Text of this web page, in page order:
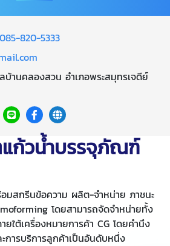
085-820-5333
านคลองสวน อำเภอพระสมุทรเจดีย์
ก้วน้ำบรรจุภัณฑ์
สกรีนข้อความ ผลิต-จำหน่าย ภาชนะ
โดยสามารถจัดจำหน่ายทั้ง
ใต้เครื่องหมายการค้า CG โดยคำนึง
ารบริการลูกค้าเป็นอันดับหนึ่ง